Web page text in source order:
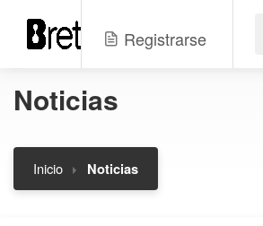
Registrarse
Noticias
Inicio Noticias